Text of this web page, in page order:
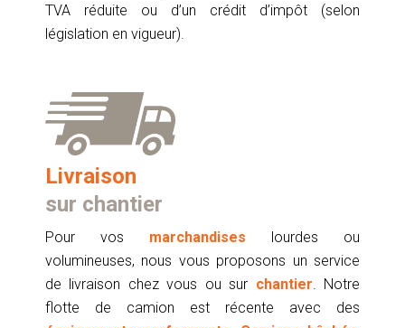
TVA réduite ou d’un crédit d’impôt (selon
législation en vigueur).
Livraison
sur chantier
Pour vos marchandises lourdes ou
volumineuses, nous vous proposons un service
de livraison chez vous ou sur chantier. Notre
flotte de camion est récente avec des